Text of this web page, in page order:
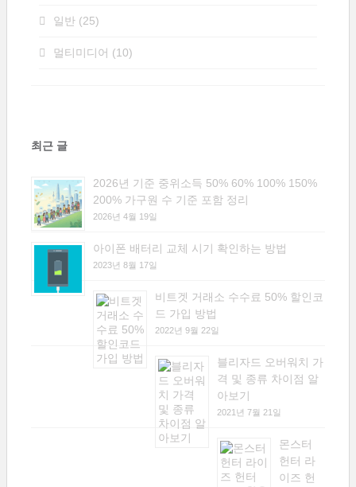
일반 (25)
멀티미디어 (10)
최근 글
2026년 기준 중위소득 50% 60% 100% 150%
200% 가구원 수 기준 포함 정리
2026년 4월 19일
아이폰 배터리 교체 시기 확인하는 방법
2023년 8월 17일
비트겟 거래소 수수료 50% 할인코
드 가입 방법
2022년 9월 22일
블리자드 오버워치 가
격 및 종류 차이점 알
아보기
2021년 7월 21일
몬스터
헌터 라
이즈 헌